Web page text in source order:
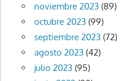
noviembre 2023(89)
octubre 2023(99)
septiembre 2023(72)
agosto 2023(42)
julio 2023(95)